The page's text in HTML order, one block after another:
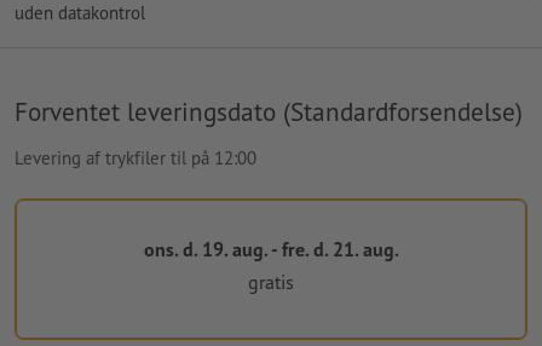
uden datakontrol
Forventet leveringsdato (Standardforsendelse)
Levering af trykfiler til på 12:00
ons. d. 19. aug. - fre. d. 21. aug.
gratis